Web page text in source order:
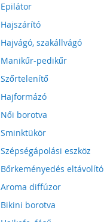
Epilátor
Hajszárító
Hajvágó, szakállvágó
Manikűr-pedikűr
Szőrtelenítő
Hajformázó
Női borotva
Sminktükör
Szépségápolási eszköz
Bőrkeményedés eltávolító
Aroma diffúzor
Bikini borotva